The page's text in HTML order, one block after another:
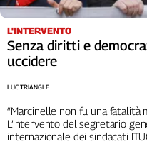
Basilicata
Calabria
Campania
Emilia-
Venezia
Giulia
Lazio
L'INTERVENTO
Senza diritti e
uccidere
“Marcinelle non fu una fatalità
L’intervento del segretario
internazionale dei sindacati
LUC TRIANGLE